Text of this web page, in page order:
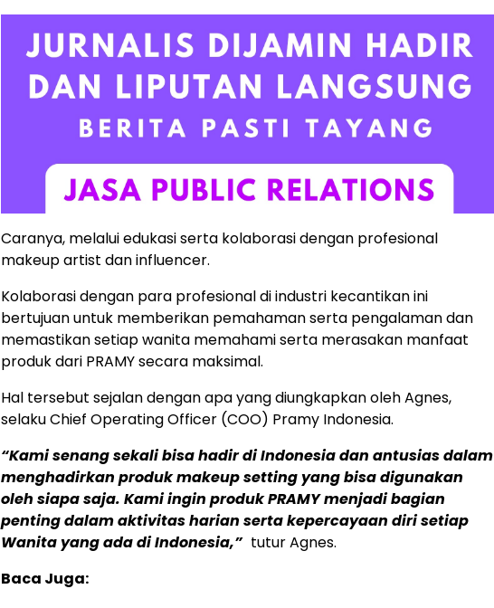
Caranya, melalui edukasi serta kolaborasi dengan profesional
makeup artist dan influencer.
Kolaborasi dengan para profesional di industri kecantikan ini
bertujuan untuk memberikan pemahaman serta pengalaman dan
memastikan setiap wanita memahami serta merasakan manfaat
produk dari PRAMY secara maksimal.
Hal tersebut sejalan dengan apa yang diungkapkan oleh Agnes,
selaku Chief Operating Officer (COO) Pramy Indonesia.
“Kami senang sekali bisa hadir di Indonesia dan antusias dalam
menghadirkan produk makeup setting yang bisa digunakan
oleh siapa saja. Kami ingin produk PRAMY menjadi bagian
penting dalam aktivitas harian serta kepercayaan diri setiap
Wanita yang ada di Indonesia,” tutur Agnes.
Baca Juga: